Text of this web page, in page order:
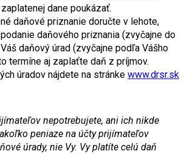
dane poukázať.
daňové priznanie doručte v lehote,
daňového priznania (zvyčajne do
daňový úrad (zvyčajne podľa Vášho
termíne aj zaplaťte daň z príjmov.
úradov nájdete na stránke www.drsr.sk
nepotrebujete, ani ich nikde
peniaze na účty prijímateľov
úrady, nie Vy. Vy platíte celú daň